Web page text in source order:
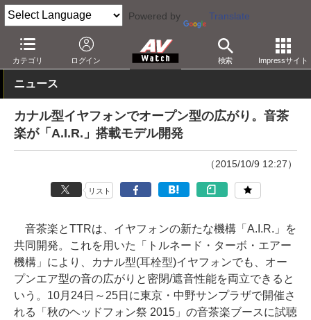
Powered by Translate
カテゴリ ログイン 検索 Impressサイト
AV Watch 製品 ヘッドフォン
ニュース
カナル型イヤフォンでオープン型の広がり。音茶
楽が「A.I.R.」搭載モデル開発
（2015/10/9 12:27）
リスト
音茶楽とTTRは、イヤフォンの新たな機構「A.I.R.」を
共同開発。これを用いた「トルネード・ターボ・エアー
機構」により、カナル型(耳栓型)イヤフォンでも、オー
プンエア型の音の広がりと密閉/遮音性能を両立できると
いう。10月24日～25日に東京・中野サンプラザで開催さ
れる「秋のヘッドフォン祭 2015」の音茶楽ブースに試聴